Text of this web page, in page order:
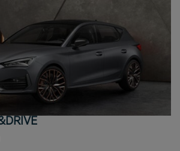
si dĺžku zmluvy podľa vášho
poistenie aj havarijné poistenie
v splátke.
priamo u predajcu bez zbytočných